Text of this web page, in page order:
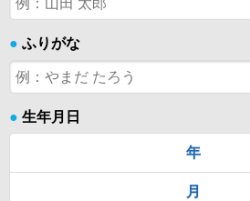
● ふりがな
● 生年月日
年
月